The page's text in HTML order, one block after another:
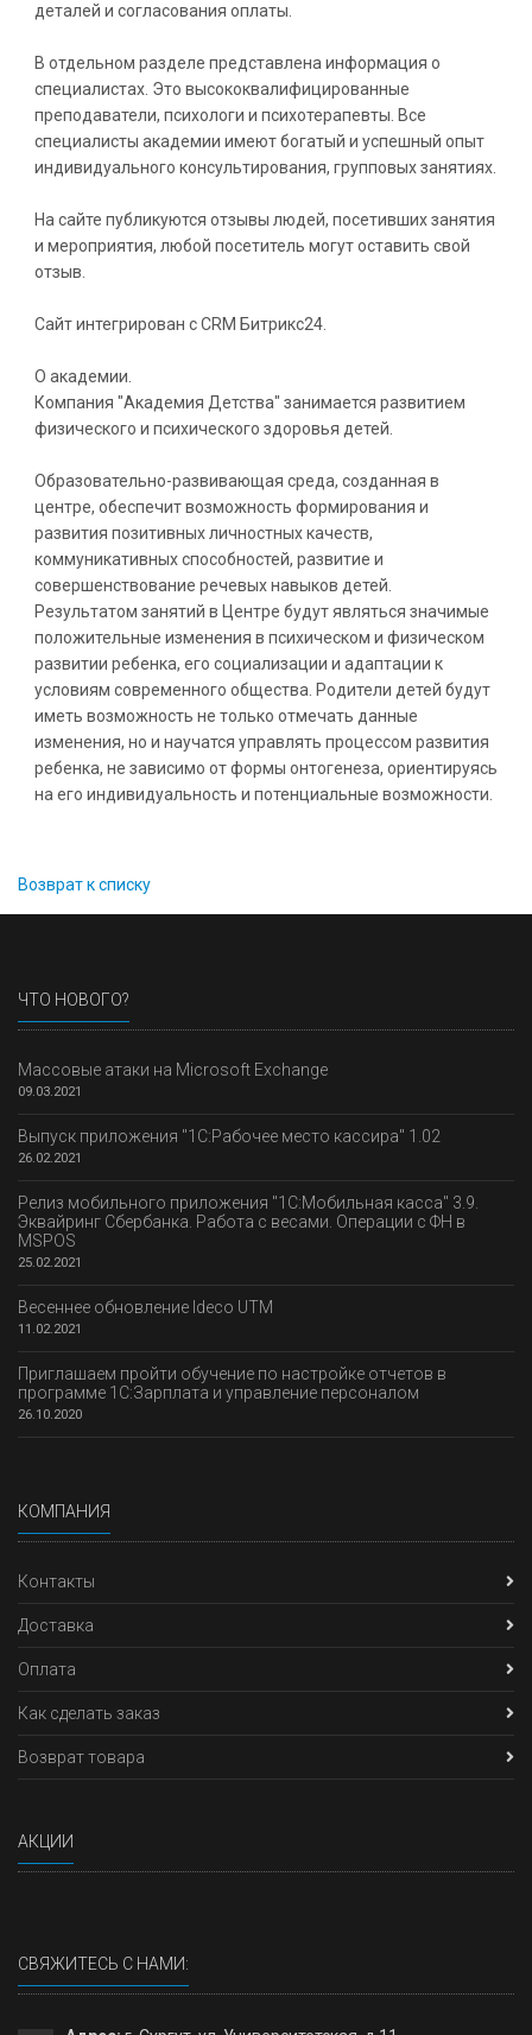
деталей и согласования оплаты.
В отдельном разделе представлена информация о
специалистах. Это высококвалифицированные
преподаватели, психологи и психотерапевты. Все
специалисты академии имеют богатый и успешный опыт
индивидуального консультирования, групповых занятиях.
На сайте публикуются отзывы людей, посетивших занятия
и мероприятия, любой посетитель могут оставить свой
отзыв.
Сайт интегрирован с CRM Битрикс24.
О академии.
Компания "Академия Детства" занимается развитием
физического и психического здоровья детей.
Образовательно-развивающая среда, созданная в
центре, обеспечит возможность формирования и
развития позитивных личностных качеств,
коммуникативных способностей, развитие и
совершенствование речевых навыков детей.
Результатом занятий в Центре будут являться значимые
положительные изменения в психическом и физическом
развитии ребенка, его социализации и адаптации к
условиям современного общества. Родители детей будут
иметь возможность не только отмечать данные
изменения, но и научатся управлять процессом развития
ребенка, не зависимо от формы онтогенеза, ориентируясь
на его индивидуальность и потенциальные возможности.
Возврат к списку
ЧТО НОВОГО?
Массовые атаки на Microsoft Exchange
09.03.2021
Выпуск приложения "1С:Рабочее место кассира" 1.02
26.02.2021
Релиз мобильного приложения "1С:Мобильная касса" 3.9.
Эквайринг Сбербанка. Работа с весами. Операции с ФН в
MSPOS
25.02.2021
Весеннее обновление Ideco UTM
11.02.2021
Приглашаем пройти обучение по настройке отчетов в
программе 1С:Зарплата и управление персоналом
26.10.2020
КОМПАНИЯ
Контакты
Доставка
Оплата
Как сделать заказ
Возврат товара
АКЦИИ
СВЯЖИТЕСЬ С НАМИ: